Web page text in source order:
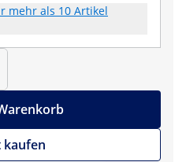
mehr als 10 Artikel
kaufen